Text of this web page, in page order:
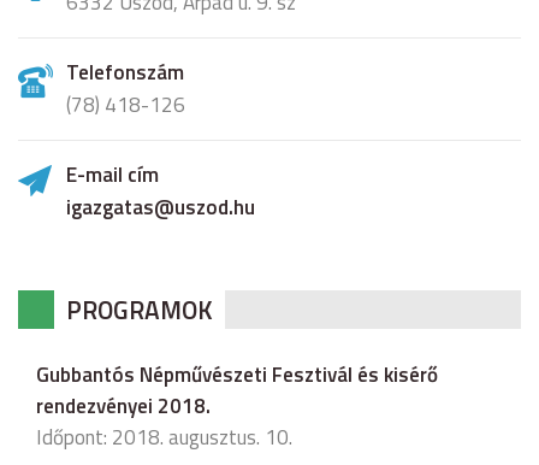
Telefonszám
(78) 418-126
E-mail cím
igazgatas@uszod.hu
PROGRAMOK
Gubbantós Népművészeti Fesztivál és kisérő
rendezvényei 2018.
Időpont: 2018. augusztus. 10.